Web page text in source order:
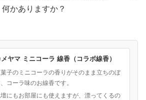
かありますか？
メヤマ ミニコーラ 線香（コラボ線香）
子のミニコーラの香りがそのまま立ちのぼ
コーラ味のお線香です。
にもお部屋にも使えますが、漂ってくるの